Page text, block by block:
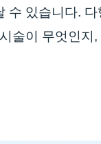
있습니다.
술이 무엇인